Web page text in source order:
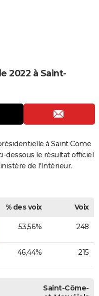
2022 à Saint-
à Saint Come
dessous le résultat officiel
de l'Intérieur.
% des voix
Voix
53,56% 248
46,44% 215
Saint-Côme-